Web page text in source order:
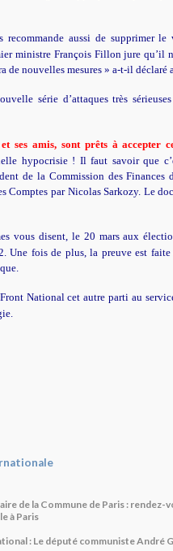
recommande aussi de supprimer
ministre François Fillon jure qu’il
de nouvelles mesures » a-t-il déclaré
série d’attaques très
ses amis, sont prêts à accepter
hypocrisie ! Il faut savoir que
de la Commission des Finances
Comptes par Nicolas Sarkozy. Le
vous disent, le 20 mars aux
Une fois de plus, la preuve est
National cet autre parti au
de la Commune de Paris : rendez-
à Paris
: Le député communiste André